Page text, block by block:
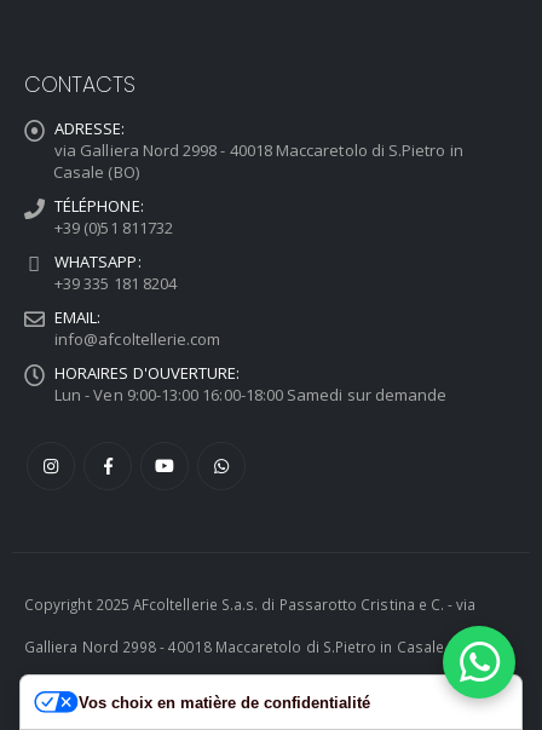
CONTACTS
ADRESSE:
via Galliera Nord 2998 - 40018 Maccaretolo di S.Pietro in
Casale (BO)
TÉLÉPHONE:
+39 (0)51 811732
WHATSAPP:
+39 335 181 8204
EMAIL:
info@afcoltellerie.com
HORAIRES D'OUVERTURE:
Lun - Ven 9:00-13:00 16:00-18:00 Samedi sur demande
Copyright 2025 AFcoltellerie S.a.s. di Passarotto Cristina e C. - via
Galliera Nord 2998 - 40018 Maccaretolo di S.Pietro in Casale (BO) -
ITALY P.I. 04230081202 | tel. +39 051 811732 | e-mail:
Vos choix en matière de confidentialité